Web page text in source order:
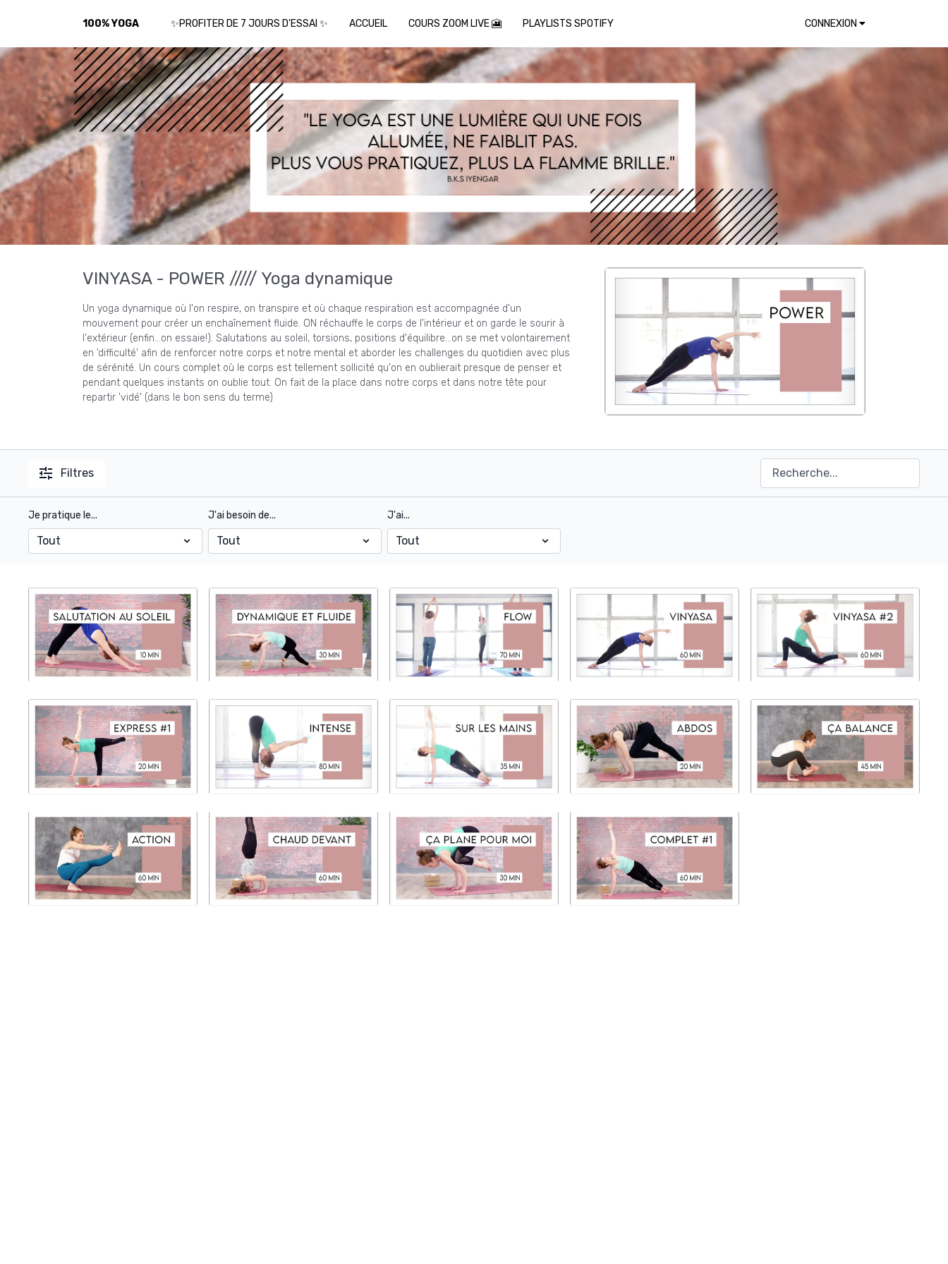
100% YOGA ✨PROFITER DE 7 JOURS D'ESSAI ✨ ACCUEIL COURS ZOOM LIVE 🎦 PLAYLISTS SPOTIFY CONNEXION
VINYASA - POWER ///// Yoga dynamique
Un yoga dynamique où l'on respire, on transpire et où chaque respiration est accompagnée d'un
mouvement pour créer un enchaînement fluide. ON réchauffe le corps de l'intérieur et on garde le sourir à
l'extérieur (enfin...on essaie!). Salutations au soleil, torsions, positions d'équilibre...on se met volontairement
en 'difficulté' afin de renforcer notre corps et notre mental et aborder les challenges du quotidien avec plus
de sérénité. Un cours complet où le corps est tellement sollicité qu'on en oublierait presque de penser et
pendant quelques instants on oublie tout. On fait de la place dans notre corps et dans notre tête pour
repartir 'vidé' (dans le bon sens du terme)
Filtres
Je pratique le... J'ai besoin de... J'ai...